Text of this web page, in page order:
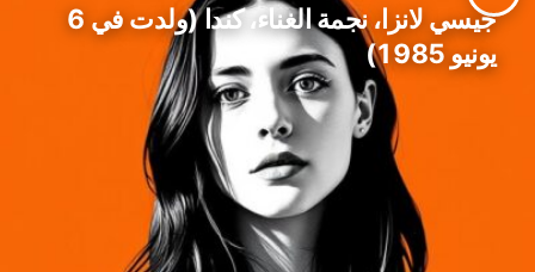
جيسي لانزا، نجمة الغناء، كندا (ولدت في 6
يونيو 1985)